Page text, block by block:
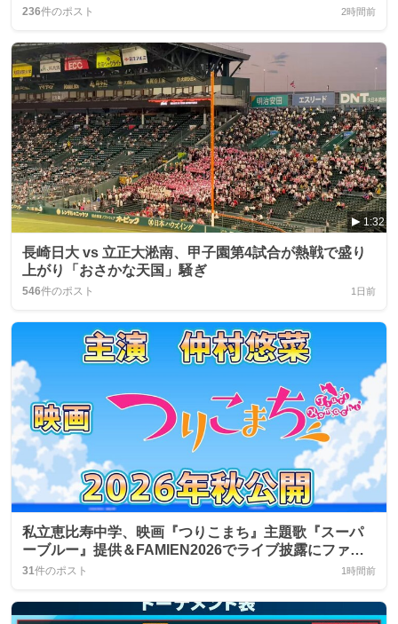
236件のポスト 2時間前
1:32
長崎日大 vs 立正大淞南、甲子園第4試合が熱戦で盛り
上がり「おさかな天国」騒ぎ
546件のポスト 1日前
私立恵比寿中学、映画『つりこまち』主題歌『スーパ
ーブルー』提供＆FAMIEN2026でライブ披露にファン
歓喜
31件のポスト 1時間前